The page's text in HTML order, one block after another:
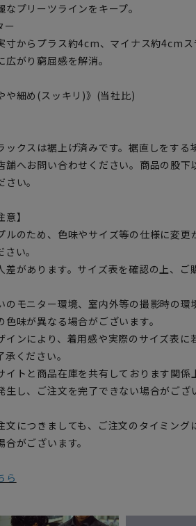
プリーツラインをキープ。
ー
寸からプラス約4cm、マイナス約4cm
がり窮屈感を解消。
や細め(スッキリ)》(当社比)
ックスは裾上げ済みです。裾直しをする
舗へお問い合わせください。商品の股下
い。
】
のため、色味やサイズ等の仕様に変更
い。
があります。サイズ表を確認の上、ご
モニター環境、室内外等の撮影時の環
味が異なる場合がございます。
ンにより、着用感や実際のサイズ表に
ください。
トと商品在庫を共有しております関係
生し、ご注文を完了できない場合がござ
につきましても、ご注文のタイミング
がございます。
ら